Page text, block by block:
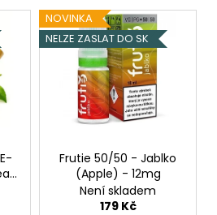
NOVINKA
NELZE ZASLAT DO SK
Frutie 50/50 - Jablko
(Apple) - 12mg
Není skladem
179 Kč